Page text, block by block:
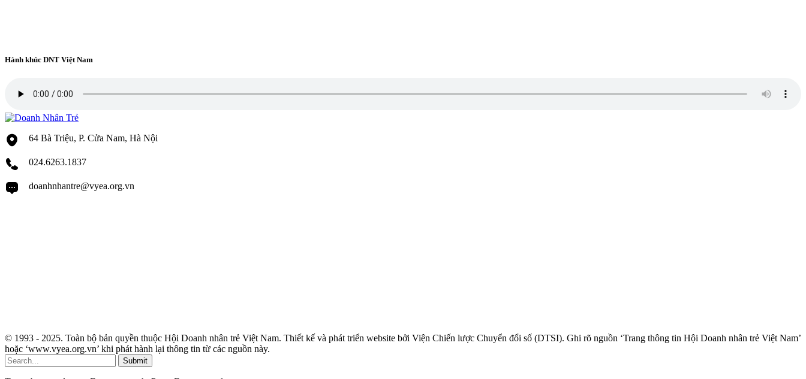
Hành khúc DNT Việt Nam
64 Bà Triệu, P. Cửa Nam, Hà Nội
024.6263.1837
doanhnhantre@vyea.org.vn
© 1993 - 2025. Toàn bộ bản quyền thuộc Hội Doanh nhân trẻ Việt Nam. Thiết kế và phát triển website bởi Viện Chiến lược Chuyển đổi số (DTSI). Ghi rõ nguồn ‘Trang thông tin Hội Doanh nhân trẻ Việt Nam’
hoặc ‘www.vyea.org.vn’ khi phát hành lại thông tin từ các nguồn này.
Submit